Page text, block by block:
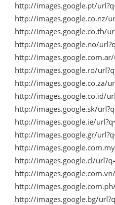
http://images.google.pt/
http://images.google.co.nz/
http://images.google.co.th/
http://images.google.no/
http://
http://images.google.ro/
http://images.google.co.za/
http://images.google.co.id/
http://images.google.sk/
http://images.google.ie/
http://images.google.gr/
http://
http://images.google.cl/
http://
http://
http://images.google.bg/